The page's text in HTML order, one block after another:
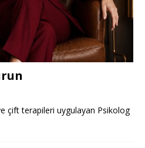
çift terapileri uygulayan Psikolog